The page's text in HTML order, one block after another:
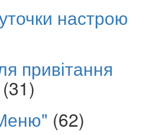
настрою
привітання
(31)
(62)